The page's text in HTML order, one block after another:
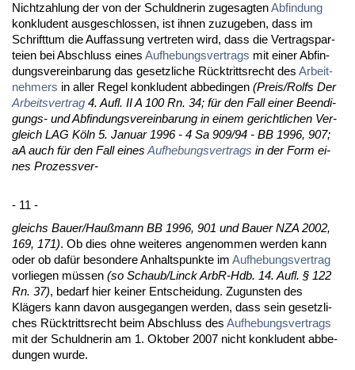
Nicht­zah­lung der von der Schuld­ne­rin zu­ge­sag­tenAb­fin­dung
kon­klu­dent aus­ge­schlos­sen, ist ih­nen zu­zu­ge­ben, dass im
Schrift­tum die Auf­fas­sung ver­tre­ten wird, dass die Ver­trags­par­
tei­en bei Ab­schluss ei­nes Auf­he­bungs­ver­trags mit ei­ner Ab­fin­
dungs­ver­ein­ba­rung das ge­setz­li­che Rück­tritts­recht des Ar­beit­
neh­mers in al­ler Re­gel kon­klu­dent ab­be­din­gen (Preis/Rolfs Der
Ar­beits­ver­trag 4. Aufl. II A 100 Rn. 34; für den Fall ei­ner Be­en­di­
gungs- und Ab­fin­dungs­ver­ein­ba­rung in ei­nem ge­richt­li­chen Ver­
gleich LAG Köln 5. Ja­nu­ar 1996 - 4 Sa 909/94 - BB 1996, 907;
aA auch für den Fall ei­nes Auf­he­bungs­ver­trags in der Form ei­
nes Pro­zess­ver-
- 11 -
gleichs Bau­er/Haußmann BB 1996, 901 und Bau­er NZA 2002,
169, 171). Ob dies oh­ne wei­te­res an­ge­nom­men wer­den kann
oder ob dafür be­son­de­re An­halts­punk­te im Auf­he­bungs­ver­trag
vor­lie­gen müssen (so Schaub/Linck ArbR-Hdb. 14. Aufl. § 122
Rn. 37), be­darf hier kei­ner Ent­schei­dung. Zu­guns­ten des
Klägers kann da­von aus­ge­gan­gen wer­den, dass sein ge­setz­li­
ches Rück­tritts­recht beim Ab­schluss des Auf­he­bungs­ver­trags
mit der Schuld­ne­rin am 1. Ok­to­ber 2007 nicht kon­klu­dent ab­be­
dun­gen wur­de.